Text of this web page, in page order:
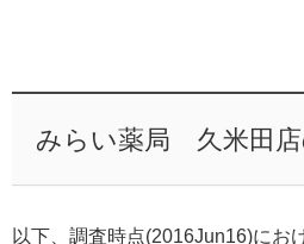
みらい薬局 久米田店
以下、調査時点(2016Jun16)に